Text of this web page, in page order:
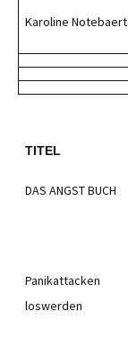
Karoline Notebaert
TITEL
DAS ANGST BUCH
Panikattacken
loswerden